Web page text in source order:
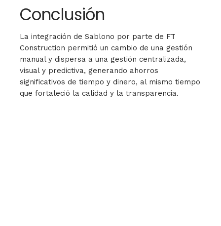
Conclusión
La integración de Sablono por parte de FT
Construction permitió un cambio de una gestión
manual y dispersa a una gestión centralizada,
visual y predictiva, generando ahorros
significativos de tiempo y dinero, al mismo tiempo
que fortaleció la calidad y la transparencia.